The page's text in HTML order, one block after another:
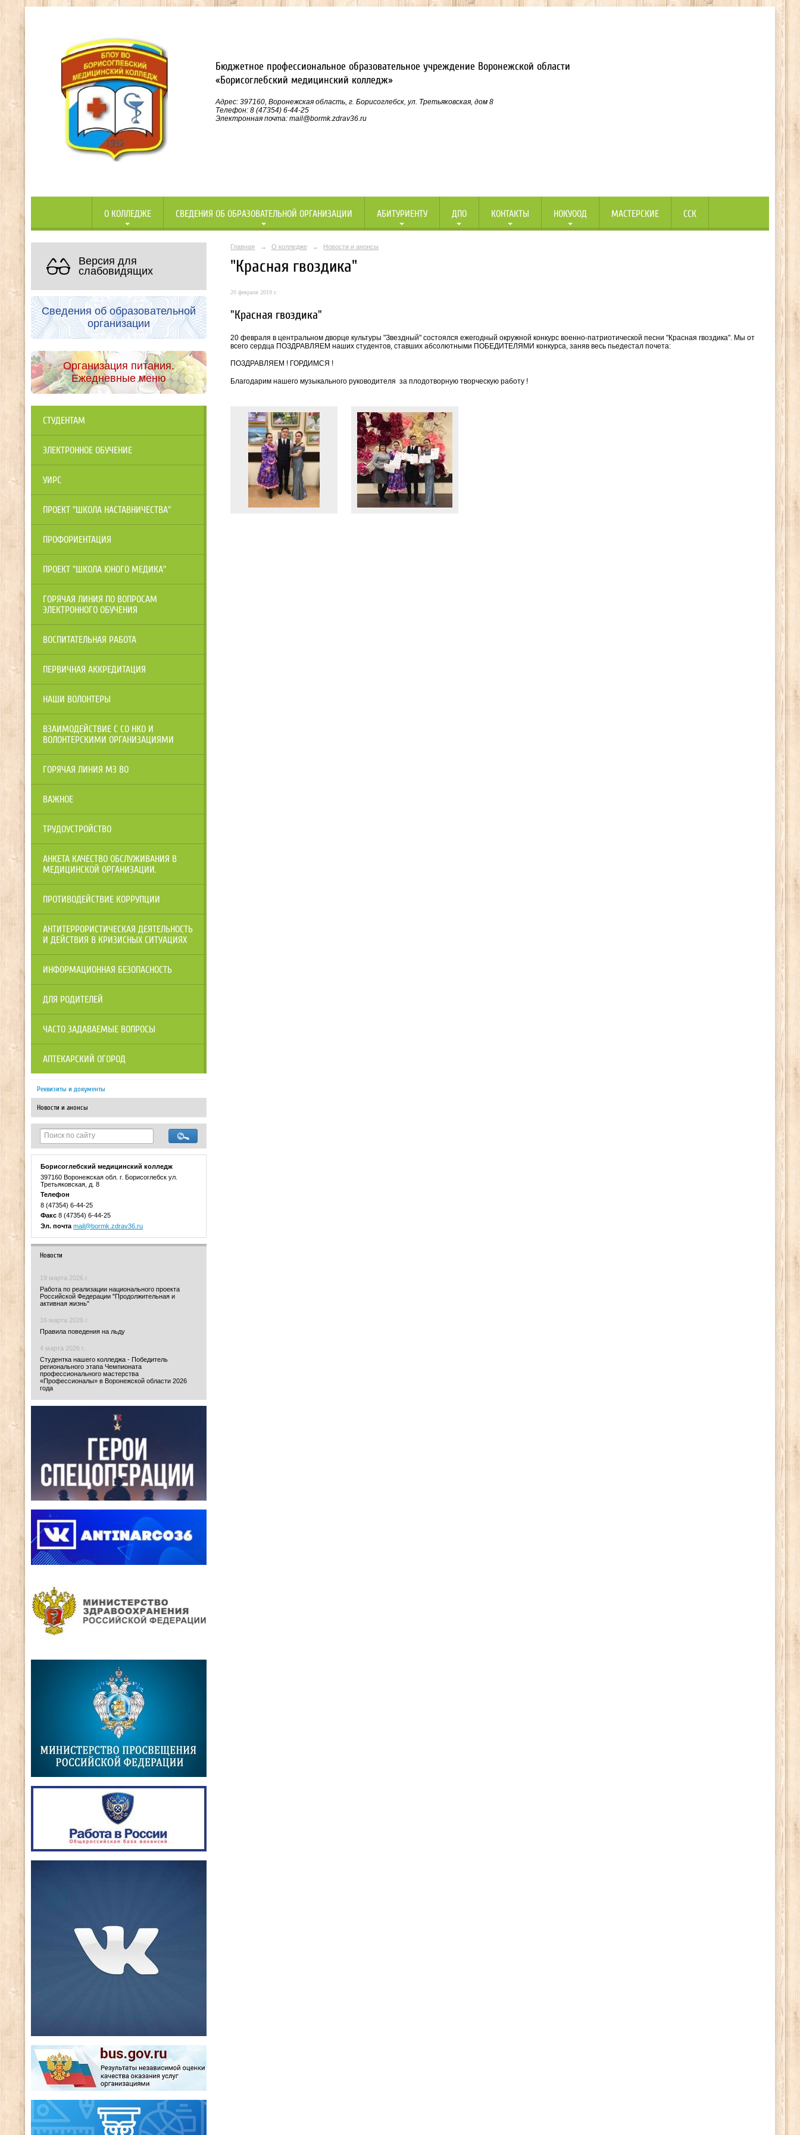
Бюджетное профессиональное образовательное учреждение Воронежской области
«Борисоглебский медицинский колледж»
Адрес: 397160, Воронежская область, г. Борисоглебск, ул. Третьяковская, дом 8
Телефон: 8 (47354) 6-44-25
Электронная почта: mail@bormk.zdrav36.ru
О КОЛЛЕДЖЕ СВЕДЕНИЯ ОБ ОБРАЗОВАТЕЛЬНОЙ ОРГАНИЗАЦИИ АБИТУРИЕНТУ ДПО КОНТАКТЫ НОКУООД МАСТЕРСКИЕ ССК
Версия для
слабовидящих
Сведения об образовательной
организации
Организация питания.
Ежедневные меню
СТУДЕНТАМ
ЭЛЕКТРОННОЕ ОБУЧЕНИЕ
УИРС
ПРОЕКТ "ШКОЛА НАСТАВНИЧЕСТВА"
ПРОФОРИЕНТАЦИЯ
ПРОЕКТ "ШКОЛА ЮНОГО МЕДИКА"
ГОРЯЧАЯ ЛИНИЯ ПО ВОПРОСАМ
ЭЛЕКТРОННОГО ОБУЧЕНИЯ
ВОСПИТАТЕЛЬНАЯ РАБОТА
ПЕРВИЧНАЯ АККРЕДИТАЦИЯ
НАШИ ВОЛОНТЕРЫ
ВЗАИМОДЕЙСТВИЕ С СО НКО И
ВОЛОНТЕРСКИМИ ОРГАНИЗАЦИЯМИ
ГОРЯЧАЯ ЛИНИЯ МЗ ВО
ВАЖНОЕ
ТРУДОУСТРОЙСТВО
АНКЕТА КАЧЕСТВО ОБСЛУЖИВАНИЯ В
МЕДИЦИНСКОЙ ОРГАНИЗАЦИИ.
ПРОТИВОДЕЙСТВИЕ КОРРУПЦИИ
АНТИТЕРРОРИСТИЧЕСКАЯ ДЕЯТЕЛЬНОСТЬ
И ДЕЙСТВИЯ В КРИЗИСНЫХ СИТУАЦИЯХ
ИНФОРМАЦИОННАЯ БЕЗОПАСНОСТЬ
ДЛЯ РОДИТЕЛЕЙ
ЧАСТО ЗАДАВАЕМЫЕ ВОПРОСЫ
АПТЕКАРСКИЙ ОГОРОД
Реквизиты и документы
Новости и анонсы
Борисоглебский медицинский колледж
397160 Воронежская обл. г. Борисоглебск ул.
Третьяковская, д. 8
Телефон
8 (47354) 6-44-25
Факс 8 (47354) 6-44-25
Эл. почта mail@bormk.zdrav36.ru
Новости
19 марта 2026 г.
Работа по реализации национального проекта
Российской Федерации "Продолжительная и
активная жизнь"
16 марта 2026 г.
Правила поведения на льду
4 марта 2026 г.
Студентка нашего колледжа - Победитель
регионального этапа Чемпионата
профессионального мастерства
«Профессионалы» в Воронежской области 2026
года
Главная → О колледже → Новости и анонсы
"Красная гвоздика"
20 февраля 2019 г.
"Красная гвоздика"
20 февраля в центральном дворце культуры "Звездный" состоялся ежегодный окружной конкурс военно-патриотической песни "Красная гвоздика". Мы от
всего сердца ПОЗДРАВЛЯЕМ наших студентов, ставших абсолютными ПОБЕДИТЕЛЯМИ конкурса, заняв весь пьедестал почета:
ПОЗДРАВЛЯЕМ ! ГОРДИМСЯ !
Благодарим нашего музыкального руководителя за плодотворную творческую работу !